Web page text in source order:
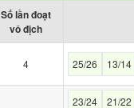
Số lần đoạt
vô địch
4 25/26 13/14
23/24 21/22